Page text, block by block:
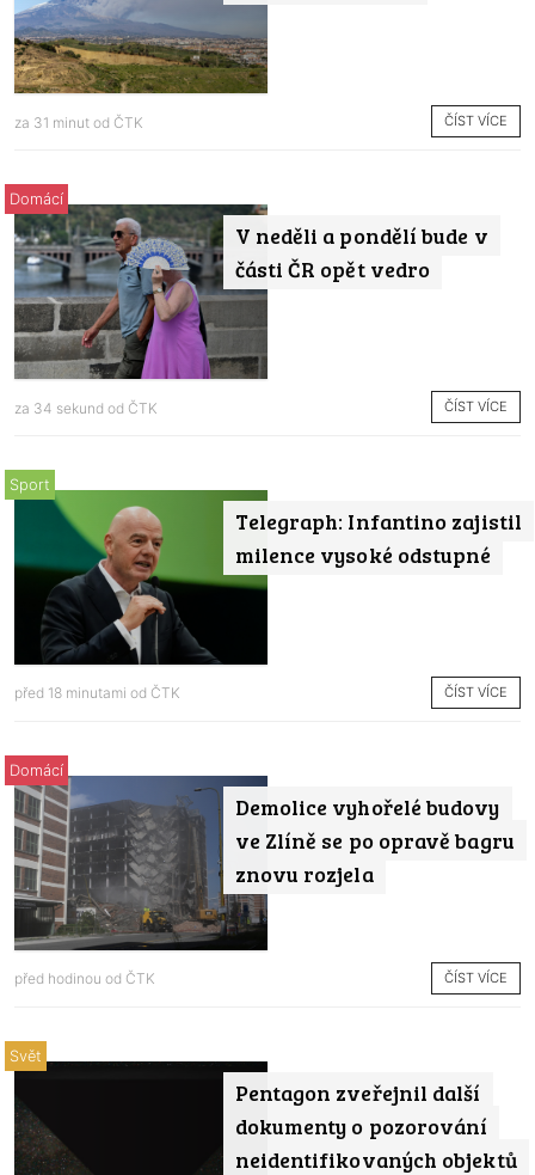
za 31 minut od ČTK ČÍST VÍCE
V neděli a pondělí bude v
části ČR opět vedro
Domácí
za 34 sekund od ČTK ČÍST VÍCE
Telegraph: Infantino zajistil
milence vysoké odstupné
Sport
před 18 minutami od ČTK ČÍST VÍCE
Demolice vyhořelé budovy
ve Zlíně se po opravě bagru
znovu rozjela
Domácí
před hodinou od ČTK ČÍST VÍCE
Pentagon zveřejnil další
dokumenty o pozorování
neidentifikovaných objektů
Svět